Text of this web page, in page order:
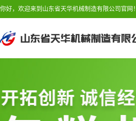
你好，欢迎来到山东省天华机械制造有限公司官网！